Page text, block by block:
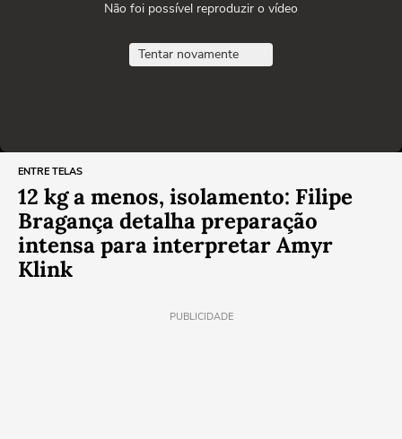
Não foi possível reproduzir o vídeo
Tentar novamente
ENTRE TELAS
12 kg a menos, isolamento: Filipe
Bragança detalha preparação
intensa para interpretar Amyr
Klink
PUBLICIDADE